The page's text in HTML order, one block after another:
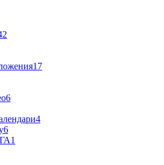
17
6
4
6
1